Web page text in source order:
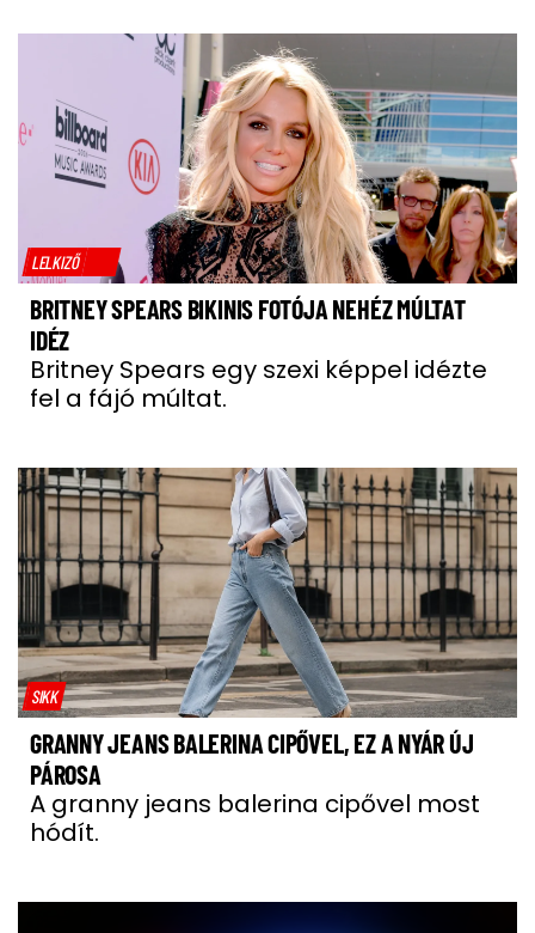
LELKIZŐ
BRITNEY SPEARS BIKINIS FOTÓJA NEHÉZ MÚLTAT
IDÉZ
Britney Spears egy szexi képpel idézte
fel a fájó múltat.
SIKK
GRANNY JEANS BALERINA CIPŐVEL, EZ A NYÁR ÚJ
PÁROSA
A granny jeans balerina cipővel most
hódít.